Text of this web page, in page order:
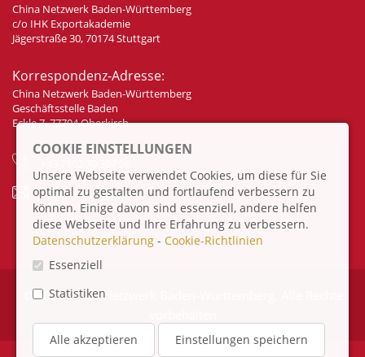
China Netzwerk Baden-Württemberg
c/o IHK Exportakademie
Jägerstraße 30, 70174 Stuttgart
Korrespondenz-Adresse:
China Netzwerk Baden-Württemberg
Geschäftsstelle Baden
Eckle 7, 77704 Oberkirch
info@china-bw.net
© 2026 China Netzwerk Baden-Württemberg. Alle Rechte
COOKIE EINSTELLUNGEN
Unsere Webseite verwendet Cookies, um diese für Sie
optimal zu gestalten und fortlaufend verbessern zu
können. Einige davon sind essenziell, andere helfen
diese Webseite und Ihre Erfahrung zu verbessern.
Datenschutzerklärung - Cookie-Richtlinien
Essenziell
Statistiken
Alle akzeptieren Einstellungen speichern